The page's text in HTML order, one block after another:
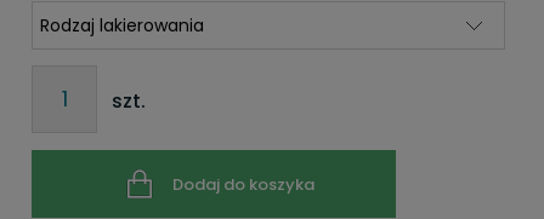
szt.
Dodaj do koszyka